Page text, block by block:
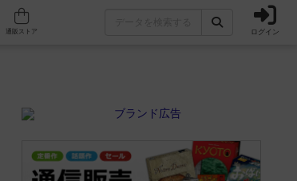
人気ボードゲーム ログイン